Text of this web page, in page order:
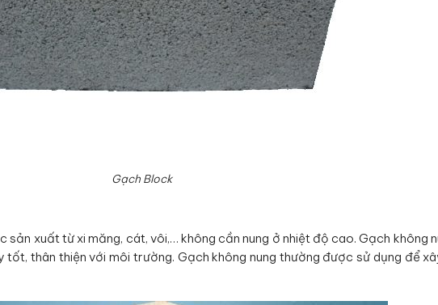
Gạch Block
sản xuất từ xi măng, cát, vôi,… không cần nung ở nhiệt độ cao. Gạch không
tốt, thân thiện với môi trường. Gạch không nung thường được sử dụng để